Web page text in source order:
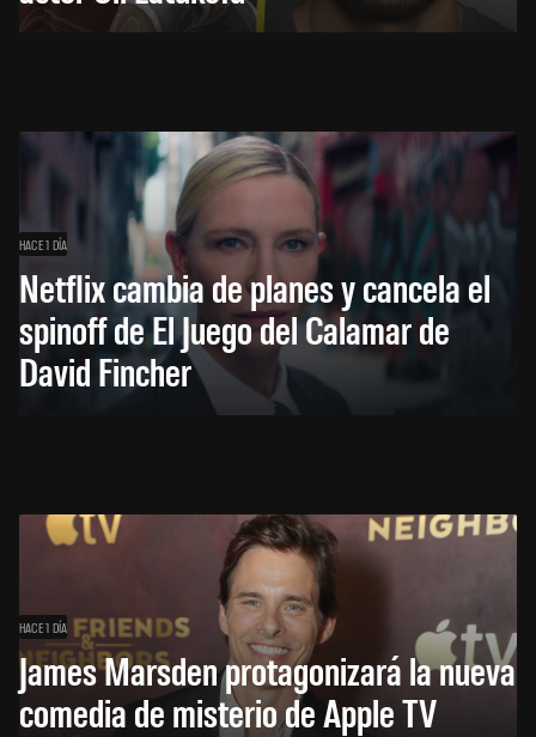
HACE 1 DÍA
Netflix cambia de planes y cancela el
spinoff de El Juego del Calamar de
David Fincher
HACE 1 DÍA
James Marsden protagonizará la nueva
comedia de misterio de Apple TV